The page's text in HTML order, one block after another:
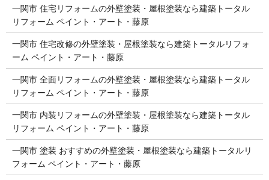
一関市 住宅リフォームの外壁塗装・屋根塗装なら建築トータル
リフォーム ペイント・アート・藤原
一関市 住宅改修の外壁塗装・屋根塗装なら建築トータルリフォ
ーム ペイント・アート・藤原
一関市 全面リフォームの外壁塗装・屋根塗装なら建築トータル
リフォーム ペイント・アート・藤原
一関市 内装リフォームの外壁塗装・屋根塗装なら建築トータル
リフォーム ペイント・アート・藤原
一関市 塗装 おすすめの外壁塗装・屋根塗装なら建築トータルリ
フォーム ペイント・アート・藤原